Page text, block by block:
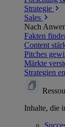
Strategie
Sales
Nach
Fakten
Content
Pitches
Märkte
Strategien
Inhalte, die